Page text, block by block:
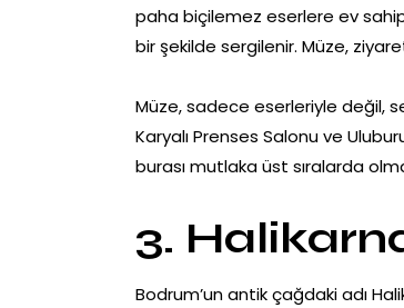
paha biçilemez eserlere ev
bir şekilde sergilenir. Müze,
Müze, sadece eserleriyle değil,
Karyalı Prenses Salonu ve
burası mutlaka üst sıralarda
3.
Bodrum’un antik çağdaki adı